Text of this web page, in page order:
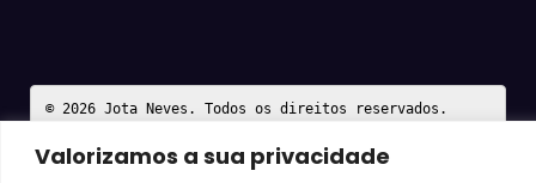
Valorizamos a sua privacidade